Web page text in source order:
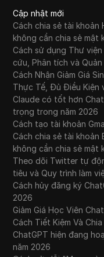
Cập nhật mới
Cách chia sẻ tài khoản
không cần chia sẻ mật
Cách sử dụng Thư
cứu, Phân tích và
Cách Nhận Giảm Giá
Thực Tế, Đủ Điều Kiện
Claude có tốt hơn
trọng trong năm 2026
Cách tạo tài khoản
Cách chia sẻ tài khoản
không cần chia sẻ mật
Theo dõi Twitter tự
tiêu và Quy trình làm
Cách hủy đăng ký
2026
Giảm Giá Học Viên
Cách Tiết Kiệm Và
ChatGPT hiện đang
năm 2026